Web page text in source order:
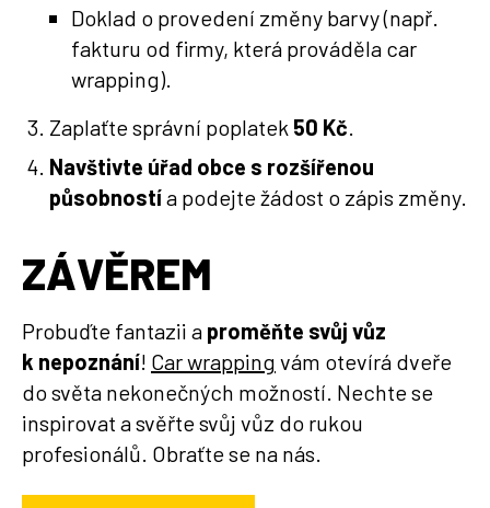
Doklad o provedení změny barvy (např.
fakturu od firmy, která prováděla car
wrapping).
Zaplaťte správní poplatek 50 Kč.
Navštivte úřad obce s rozšířenou
působnostía podejte žádost o zápis změny.
ZÁVĚREM
Probuďte fantazii a proměňte svůj vůz
k nepoznání! Car wrapping vám otevírá dveře
do světa nekonečných možností. Nechte se
inspirovat a svěřte svůj vůz do rukou
profesionálů. Obraťte se na nás.